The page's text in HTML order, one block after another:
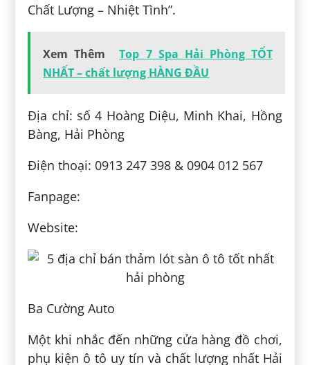
Chất Lượng – Nhiệt Tình”.
Xem Thêm
Top 7 Spa Hải Phòng TỐT
NHẤT – chất lượng HÀNG ĐẦU
Địa chỉ: số 4 Hoàng Diệu, Minh Khai, Hồng
Bàng, Hải Phòng
Điện thoại: 0913 247 398 & 0904 012 567
Fanpage:
Website:
Ba Cường Auto
Một khi nhắc đến những cửa hàng đồ chơi,
phụ kiện ô tô uy tín và chất lượng nhất Hải